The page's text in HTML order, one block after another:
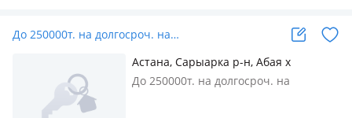
До 250000т. на долгосроч. на…
Астана, Сарыарка р-н, Абая х
Кумисбекова,,,,Кумисбекова х
До 250000т. на долгосроч. на